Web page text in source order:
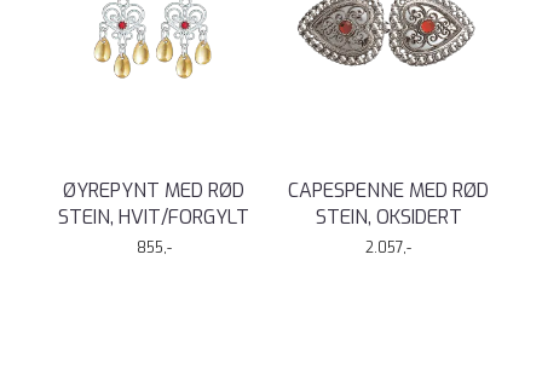
ØYREPYNT MED RØD
STEIN, HVIT/FORGYLT
855,-
CAPESPENNE MED RØD
STEIN, OKSIDERT
2.057,-